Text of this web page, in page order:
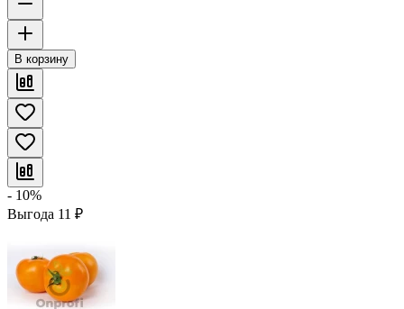
В корзину
- 10%
Выгода 11 ₽